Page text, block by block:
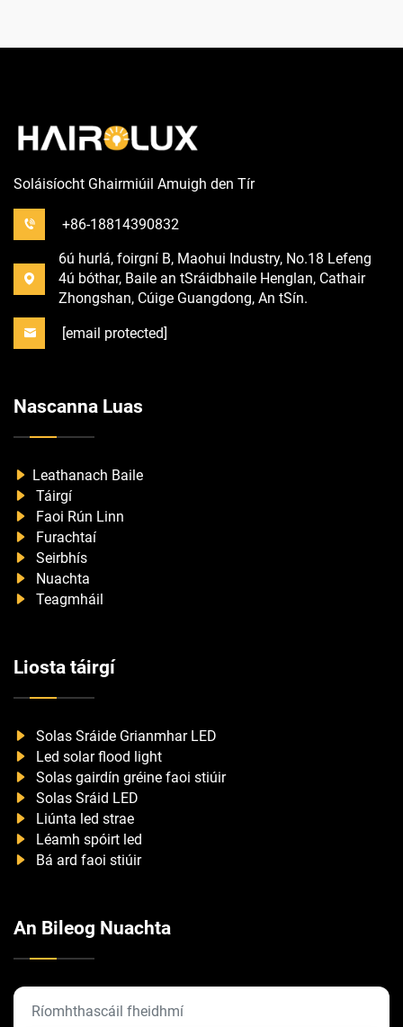
Soláisíocht Ghairmiúil Amuigh den Tír
+86-18814390832
6ú hurlá, foirgní B, Maohui Industry, No.18 Lefeng
4ú bóthar, Baile an tSráidbhaile Henglan, Cathair
Zhongshan, Cúige Guangdong, An tSín.
[email protected]
Nascanna Luas
Leathanach Baile
Táirgí
Faoi Rún Linn
Furachtaí
Seirbhís
Nuachta
Teagmháil
Liosta táirgí
Solas Sráide Grianmhar LED
Led solar flood light
Solas gairdín gréine faoi stiúir
Solas Sráid LED
Liúnta led strae
Léamh spóirt led
Bá ard faoi stiúir
An Bileog Nuachta